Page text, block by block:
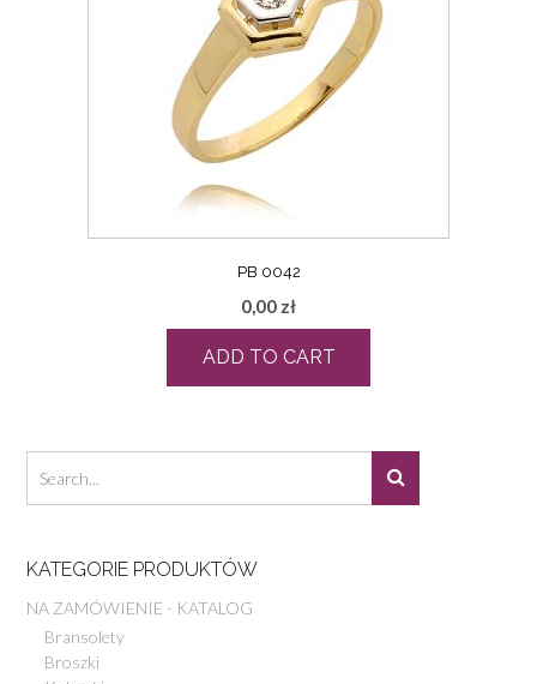
PB 0042
0,00 zł
ADD TO CART
KATEGORIE PRODUKTÓW
NA ZAMÓWIENIE - KATALOG
Bransolety
Broszki